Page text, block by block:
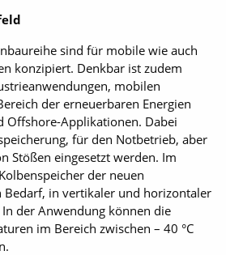
sind für mobile wie auch
kon­zipiert. Denkbar ist zudem
mobilen
der erneuerbaren Energien
Applikationen. Dabei
für den Notbetrieb, aber
Stößen eingesetzt werden. Im
der neuen
Bedarf, in vertikaler und horizontaler
der Anwendung können die
im Bereich zwischen – 40 °C